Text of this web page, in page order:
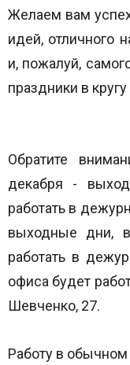
Желаем вам
идей, отличного
и, пожалуй,
праздники в
Обратите
декабря -
работать в
выходные дни,
работать в
офиса будет
Шевченко, 27.
Работу в